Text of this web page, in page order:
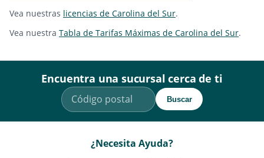
Vea nuestras licencias de Carolina del Sur.
Vea nuestra Tabla de Tarifas Máximas de Carolina del Sur.
Encuentra una sucursal cerca de ti
Buscar
¿Necesita Ayuda?